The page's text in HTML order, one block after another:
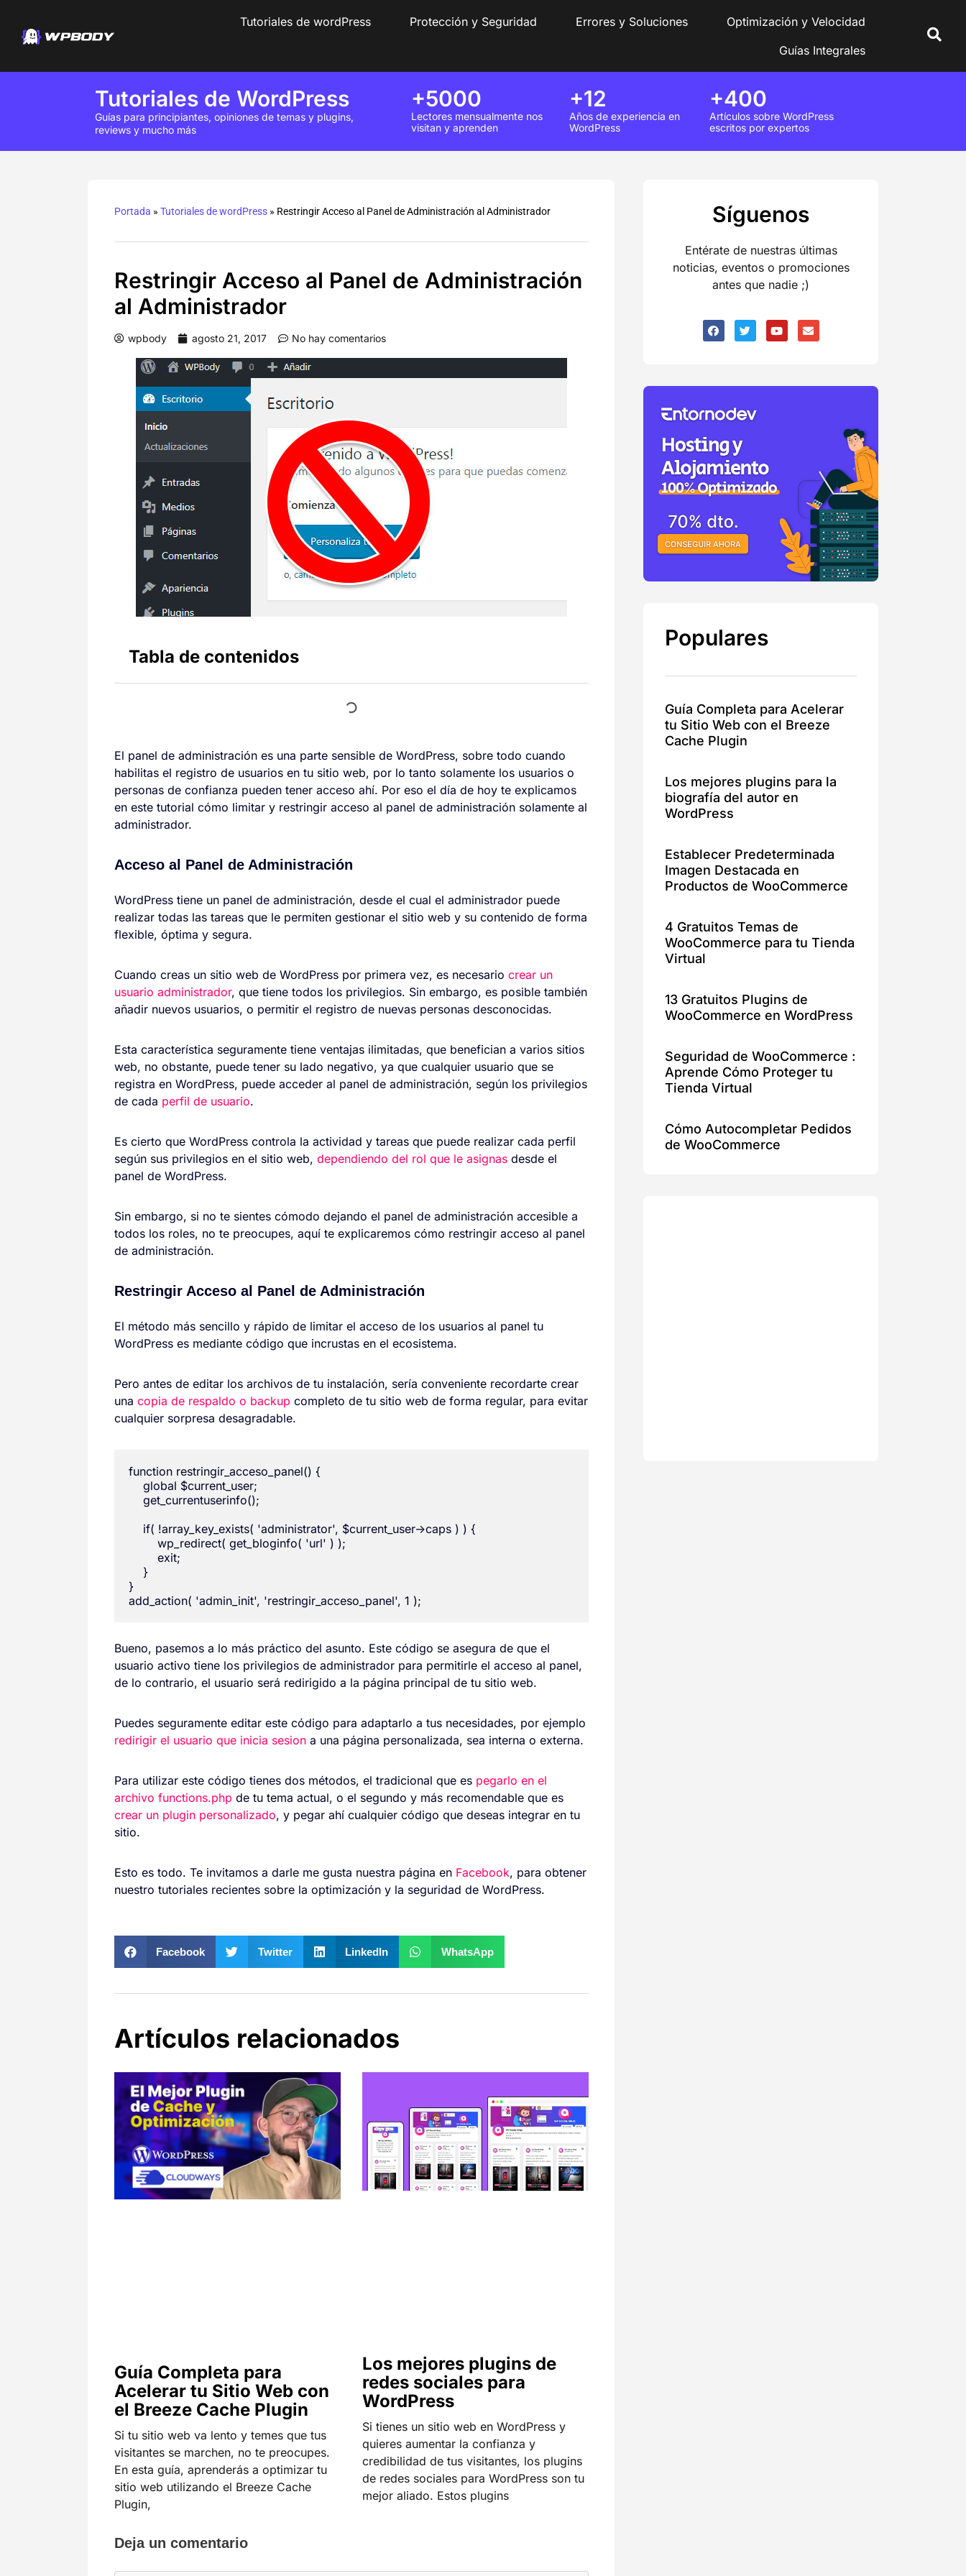
Tutoriales de wordPress Protección y Seguridad Errores y Soluciones
Optimización y Velocidad
Guías Integrales
Tutoriales de WordPress
Guías para principiantes, opiniones de temas y plugins,
reviews y mucho más
+5000
Lectores mensualmente nos
visitan y aprenden
+12
Años de experiencia en
WordPress
+400
Artículos sobre WordPress
escritos por expertos
Portada » Tutoriales de wordPress» Restringir Acceso al Panel de Administración al Administrador
Restringir Acceso al Panel de Administración
al Administrador
wpbody agosto 21, 2017 No hay comentarios
Tabla de contenidos
El panel de administración es una parte sensible de WordPress, sobre todo cuando
habilitas el registro de usuarios en tu sitio web, por lo tanto solamente los usuarios o
personas de confianza pueden tener acceso ahí. Por eso el día de hoy te explicamos
en este tutorial cómo limitar y restringir acceso al panel de administración solamente al
administrador.
Acceso al Panel de Administración
WordPress tiene un panel de administración, desde el cual el administrador puede
realizar todas las tareas que le permiten gestionar el sitio web y su contenido de forma
flexible, óptima y segura.
Cuando creas un sitio web de WordPress por primera vez, es necesario crear un
usuario administrador, que tiene todos los privilegios. Sin embargo, es posible también
añadir nuevos usuarios, o permitir el registro de nuevas personas desconocidas.
Esta característica seguramente tiene ventajas ilimitadas, que benefician a varios sitios
web, no obstante, puede tener su lado negativo, ya que cualquier usuario que se
registra en WordPress, puede acceder al panel de administración, según los privilegios
de cada perfil de usuario.
Es cierto que WordPress controla la actividad y tareas que puede realizar cada perfil
según sus privilegios en el sitio web, dependiendo del rol que le asignasdesde el
panel de WordPress.
Sin embargo, si no te sientes cómodo dejando el panel de administración accesible a
todos los roles, no te preocupes, aquí te explicaremos cómo restringir acceso al panel
de administración.
Restringir Acceso al Panel de Administración
El método más sencillo y rápido de limitar el acceso de los usuarios al panel tu
WordPress es mediante código que incrustas en el ecosistema.
Pero antes de editar los archivos de tu instalación, sería conveniente recordarte crear
una copia de respaldo o backup completo de tu sitio web de forma regular, para evitar
cualquier sorpresa desagradable.
function restringir_acceso_panel() {
    global $current_user;
    get_currentuserinfo();
    if( !array_key_exists( 'administrator', $current_user->caps ) ) {
        wp_redirect( get_bloginfo( 'url' ) );
        exit;
    }
}
Bueno, pasemos a lo más práctico del asunto. Este código se asegura de que el
usuario activo tiene los privilegios de administrador para permitirle el acceso al panel,
de lo contrario, el usuario será redirigido a la página principal de tu sitio web.
Puedes seguramente editar este código para adaptarlo a tus necesidades, por ejemplo
redirigir el usuario que inicia sesiona una página personalizada, sea interna o externa.
Para utilizar este código tienes dos métodos, el tradicional que es pegarlo en el
archivo functions.php de tu tema actual, o el segundo y más recomendable que es
crear un plugin personalizado, y pegar ahí cualquier código que deseas integrar en tu
sitio.
Esto es todo. Te invitamos a darle me gusta nuestra página en Facebook, para obtener
nuestro tutoriales recientes sobre la optimización y la seguridad de WordPress.
Facebook Twitter LinkedIn WhatsApp
Artículos relacionados
Guía Completa para
Acelerar tu Sitio Web con
el Breeze Cache Plugin
Si tu sitio web va lento y temes que tus
visitantes se marchen, no te preocupes.
En esta guía, aprenderás a optimizar tu
sitio web utilizando el Breeze Cache
Plugin,
Los mejores plugins de
redes sociales para
WordPress
Si tienes un sitio web en WordPress y
quieres aumentar la confianza y
credibilidad de tus visitantes, los plugins
de redes sociales para WordPress son tu
mejor aliado. Estos plugins
Deja un comentario
Síguenos
Entérate de nuestras últimas
noticias, eventos o promociones
antes que nadie ;)
Populares
Guía Completa para Acelerar
tu Sitio Web con el Breeze
Cache Plugin
Los mejores plugins para la
biografía del autor en
WordPress
Establecer Predeterminada
Imagen Destacada en
Productos de WooCommerce
4 Gratuitos Temas de
WooCommerce para tu Tienda
Virtual
13 Gratuitos Plugins de
WooCommerce en WordPress
Seguridad de WooCommerce :
Aprende Cómo Proteger tu
Tienda Virtual
Cómo Autocompletar Pedidos
de WooCommerce